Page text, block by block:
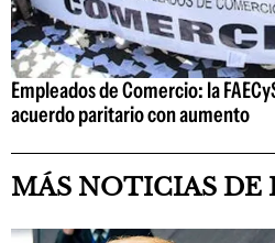
Empleados de Comercio: la
acuerdo paritario con aumento
MÁS NOTICIAS DE